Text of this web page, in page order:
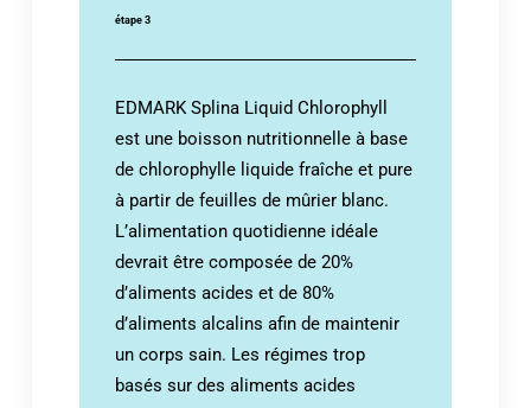
étape 3
EDMARK Splina Liquid Chlorophyll
est une boisson nutritionnelle à base
de chlorophylle liquide fraîche et pure
à partir de feuilles de mûrier blanc.
L’alimentation quotidienne idéale
devrait être composée de 20%
d’aliments acides et de 80%
d’aliments alcalins afin de maintenir
un corps sain. Les régimes trop
basés sur des aliments acides